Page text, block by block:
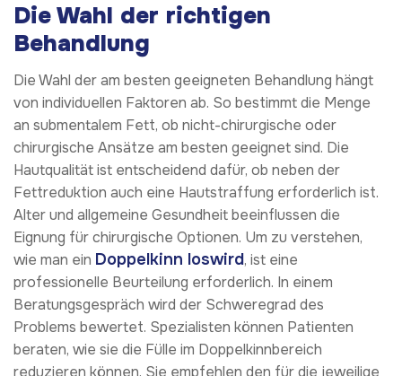
Die Wahl der richtigen
Behandlung
Die Wahl der am besten geeigneten Behandlung hängt
von individuellen Faktoren ab. So bestimmt die Menge
an submentalem Fett, ob nicht-chirurgische oder
chirurgische Ansätze am besten geeignet sind. Die
Hautqualität ist entscheidend dafür, ob neben der
Fettreduktion auch eine Hautstraffung erforderlich ist.
Alter und allgemeine Gesundheit beeinflussen die
Eignung für chirurgische Optionen. Um zu verstehen,
wie man ein Doppelkinn loswird, ist eine
professionelle Beurteilung erforderlich. In einem
Beratungsgespräch wird der Schweregrad des
Problems bewertet. Spezialisten können Patienten
beraten, wie sie die Fülle im Doppelkinnbereich
reduzieren können. Sie empfehlen den für die jeweilige